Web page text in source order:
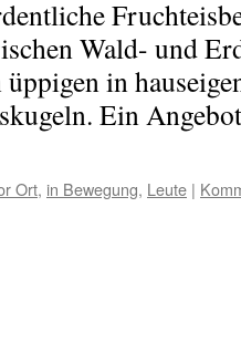
Wald- und
üppigen in
Ein
Ort, in Bewegung, Leute |